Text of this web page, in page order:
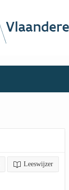
Leeswijzer